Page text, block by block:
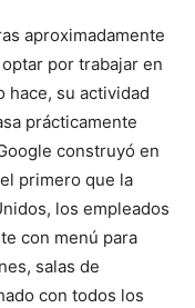
aproximadamente
por trabajar en
hace, su actividad
prácticamente
construyó en
primero que la
los empleados
con menú para
salas de
con todos los